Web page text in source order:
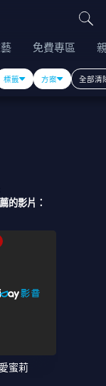
免費專區
標籤 方案 全部清
的影片：
蜜莉